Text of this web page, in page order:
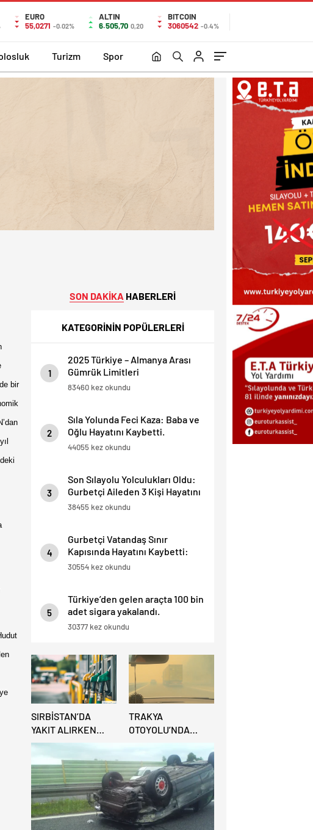
EURO
55,0271 -0.02%
ALTIN
6.505,70 0,20
BITCOIN
3060542 -0.4%
Turizm Spor
bir
SON DAKİKA HABERLERİ
KATEGORİNİN POPÜLERLERİ
1
2025 Türkiye – Almanya Arası
Gümrük Limitleri
83460 kez okundu
2
Sıla Yolunda Feci Kaza: Baba ve
Oğlu Hayatını Kaybetti.
44055 kez okundu
3
Son Sılayolu Yolculukları Oldu:
Gurbetçi Aileden 3 Kişi Hayatını
Kaybetti.
38455 kez okundu
4
Gurbetçi Vatandaş Sınır
Kapısında Hayatını Kaybetti:
“İnsan Hayatı Bu Kadar Ucuz
30554 kez okundu
5
Türkiye’den gelen araçta 100 bin
adet sigara yakalandı.
30377 kez okundu
SIRBİSTAN’DA
YAKIT ALIRKEN
KREDİ KARTINA
DİKKAT: MAĞDUR
OLMAYIN!
TRAKYA
OTOYOLU’NDA
YANGIN:VİDEO